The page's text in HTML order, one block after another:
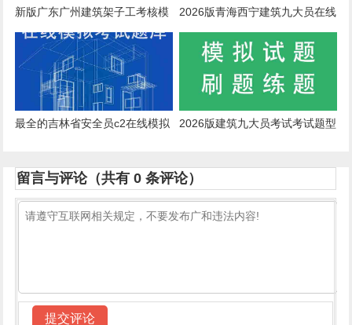
新版广东广州建筑架子工考核模
拟练习题
2026版青海西宁建筑九大员在线
最全的吉林省安全员c2在线模拟
2026版建筑九大员考试考试题型
留言与评论（共有0 条评论）